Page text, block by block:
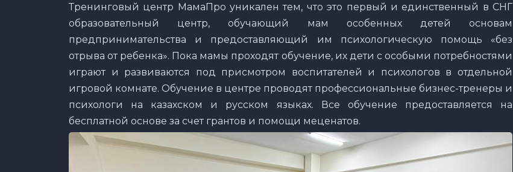
Тренинговый центр МамаПро уникален тем, что это первый и единственный в СНГ
образовательный центр, обучающий мам особенных детей основам
предпринимательства и предоставляющий им психологическую помощь «без
отрыва от ребенка». Пока мамы проходят обучение, их дети с особыми потребностями
играют и развиваются под присмотром воспитателей и психологов в отдельной
игровой комнате. Обучение в центре проводят профессиональные бизнес-тренеры и
психологи на казахском и русском языках. Все обучение предоставляется на
бесплатной основе за счет грантов и помощи меценатов.